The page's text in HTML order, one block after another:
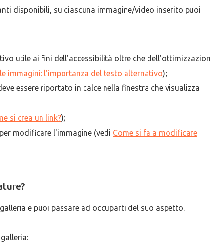
disponibili, su ciascuna immagine/video inserito puoi
utile ai fini dell'accessibilità oltre che
immagini: l'importanza del testo alternativo);
essere riportato in calce nella finestra che visualizza
si crea un link?);
modificare l'immagine (vedi Come si fa a modificare
e puoi passare ad occuparti del suo aspetto.